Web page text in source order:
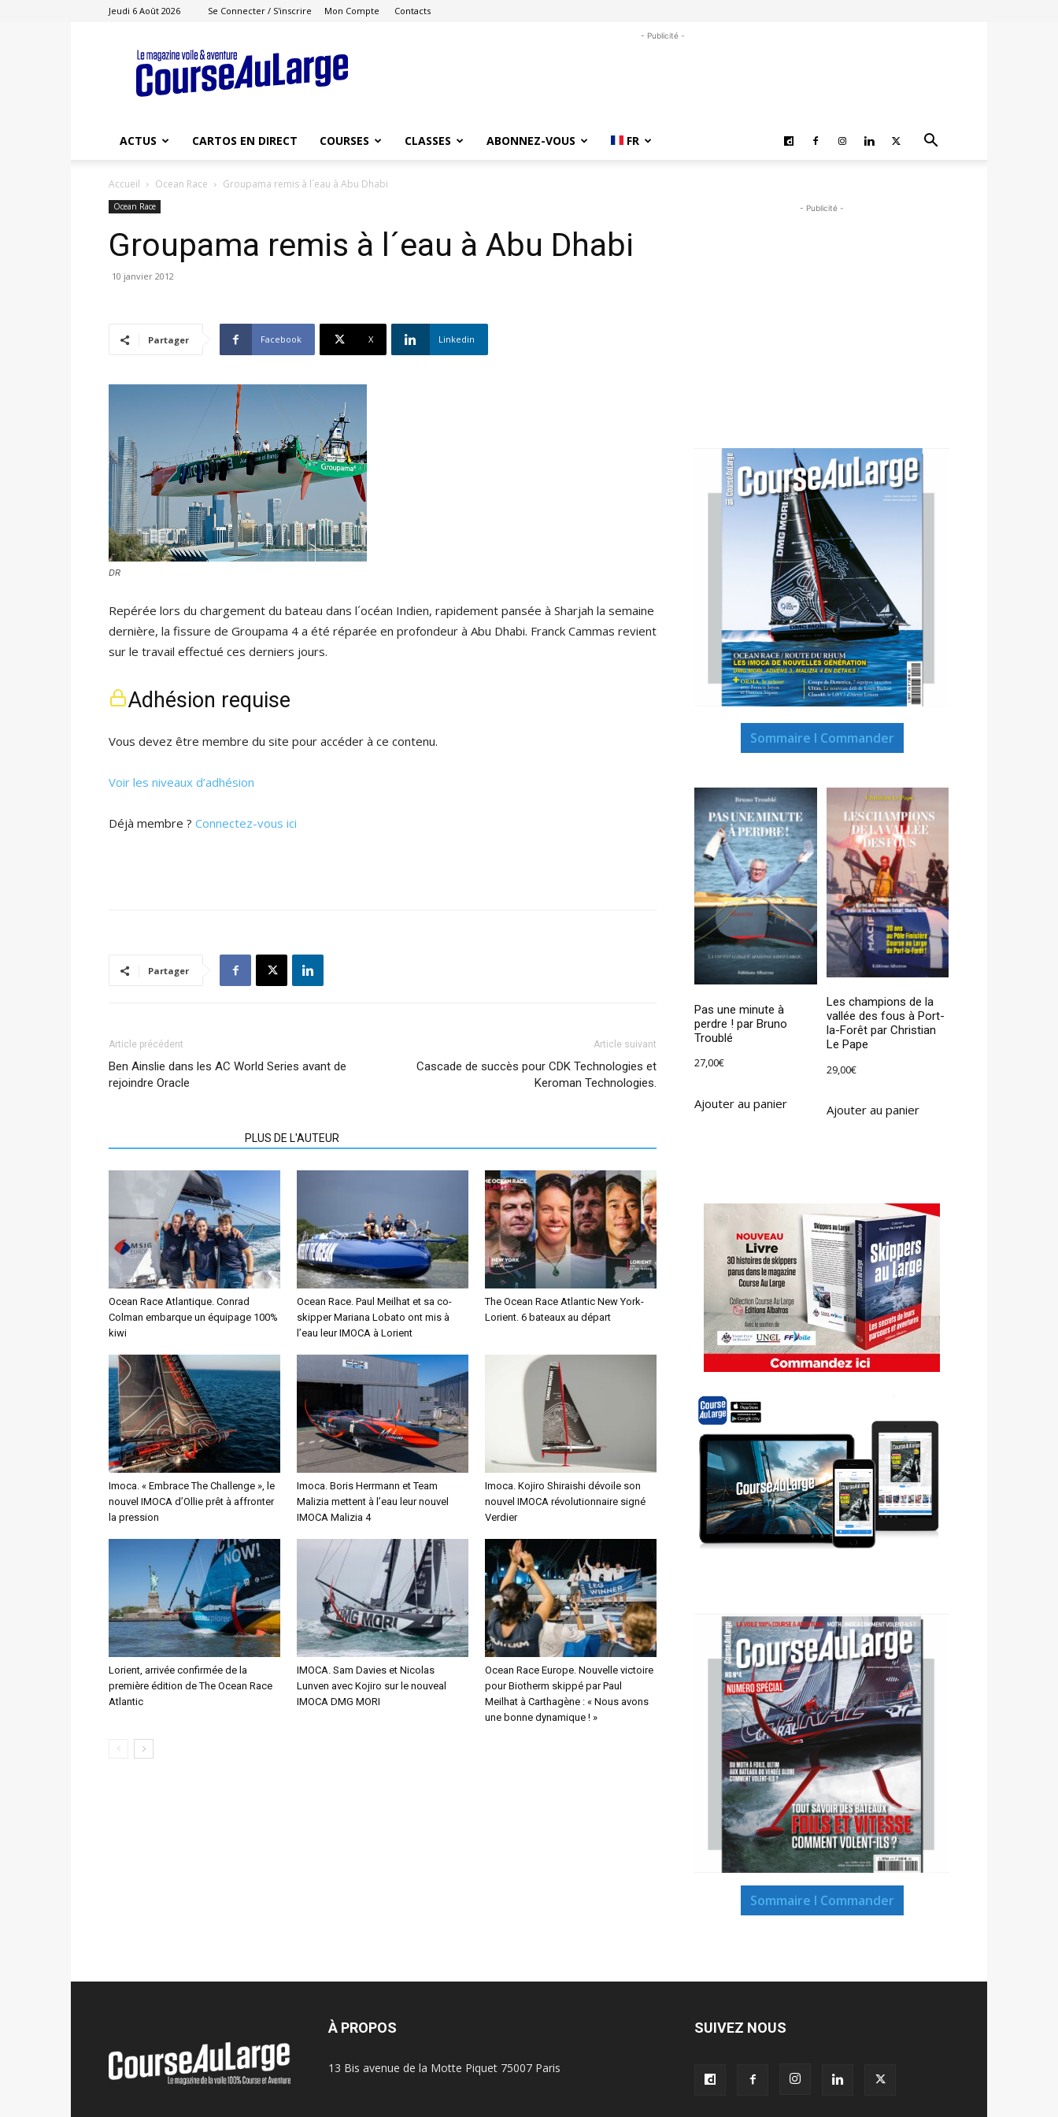
Jeudi 6 Août 2026 Se Connecter / S'inscrire Mon Compte Contacts
Course
au
Large
- Publicité -
ACTUS CARTOS EN DIRECT COURSES CLASSES ABONNEZ-VOUS FR
Accueil Ocean Race Groupama remis à l´eau à Abu Dhabi
Ocean Race
Groupama remis à l´eau à Abu Dhabi
10 janvier 2012
Partager Facebook X Linkedin
DR
Repérée lors du chargement du bateau dans l´océan Indien, rapidement pansée à Sharjah la semaine
dernière, la fissure de Groupama 4 a été réparée en profondeur à Abu Dhabi. Franck Cammas revient
sur le travail effectué ces derniers jours.
Adhésion requise
Vous devez être membre du site pour accéder à ce contenu.
Voir les niveaux d’adhésion
Déjà membre ? Connectez-vous ici
Partager
Article précédent
Ben Ainslie dans les AC World Series avant de
rejoindre Oracle
Article suivant
Cascade de succès pour CDK Technologies et
Keroman Technologies.
PLUS DE L'AUTEUR
Ocean Race Atlantique. Conrad
Colman embarque un équipage 100%
kiwi
Ocean Race. Paul Meilhat et sa co-
skipper Mariana Lobato ont mis à
l’eau leur IMOCA à Lorient
The Ocean Race Atlantic New York-
Lorient. 6 bateaux au départ
Imoca. « Embrace The Challenge », le
nouvel IMOCA d’Ollie prêt à affronter
la pression
Imoca. Boris Herrmann et Team
Malizia mettent à l’eau leur nouvel
IMOCA Malizia 4
Imoca. Kojiro Shiraishi dévoile son
nouvel IMOCA révolutionnaire signé
Verdier
Lorient, arrivée confirmée de la
première édition de The Ocean Race
Atlantic
IMOCA. Sam Davies et Nicolas
Lunven avec Kojiro sur le nouveal
IMOCA DMG MORI
Ocean Race Europe. Nouvelle victoire
pour Biotherm skippé par Paul
Meilhat à Carthagène : « Nous avons
une bonne dynamique ! »
- Publicité -
Sommaire I Commander
Pas une minute à
perdre ! par Bruno
Troublé
27,00€
Ajouter au panier
Les champions de la
vallée des fous à Port-
la-Forêt par Christian
Le Pape
29,00€
Ajouter au panier
Sommaire I Commander
À PROPOS
13 Bis avenue de la Motte Piquet 75007 Paris
SUIVEZ NOUS